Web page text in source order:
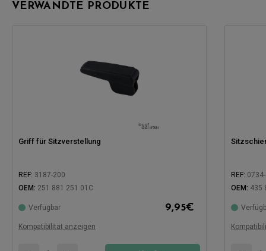
VERWANDTE PRODUKTE
Griff für Sitzverstellung
REF: 3187-200
OEM: 251 881 251 01C
Verfügbar 9,95€
Kompatibilität anzeigen
REF:
OEM: 435